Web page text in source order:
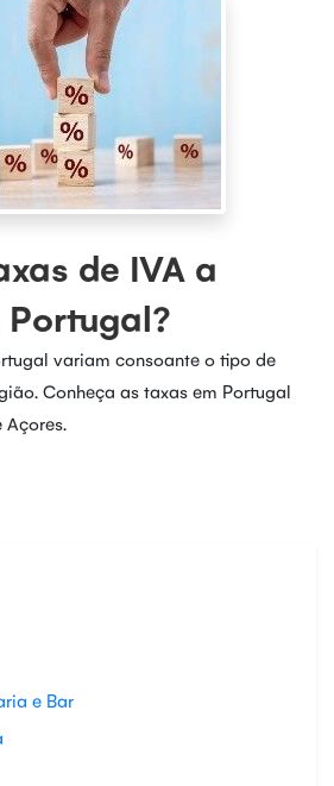
de IVA a
variam consoante o tipo de
Conheça as taxas em Portugal
Açores.
e Bar